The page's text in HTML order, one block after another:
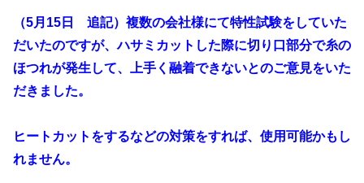
（5月15日 追記）複数の会社様にて特性試験をしていた
だいたのですが、ハサミカットした際に切り口部分で糸の
ほつれが発生して、上手く融着できないとのご意見をいた
だきました。
ヒートカットをするなどの対策をすれば、使用可能かもし
れません。